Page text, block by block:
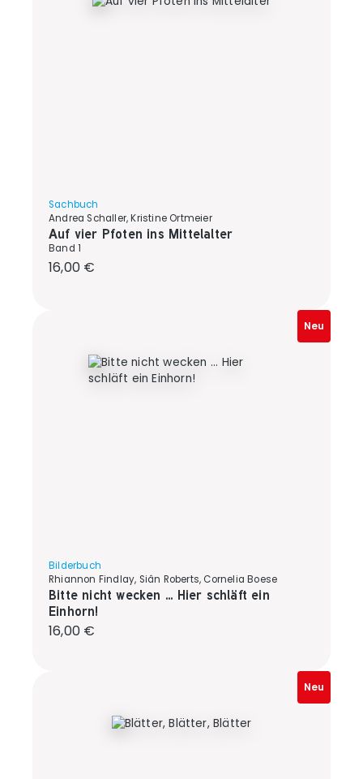
Sachbuch
Andrea Schaller, Kristine Ortmeier
Auf vier Pfoten ins Mittelalter
Band 1
Regulärer Preis:
16,00 €
Neu
Bilderbuch
Rhiannon Findlay, Siân Roberts, Cornelia Boese
Bitte nicht wecken ... Hier schläft ein
Einhorn!
Regulärer Preis:
16,00 €
Neu